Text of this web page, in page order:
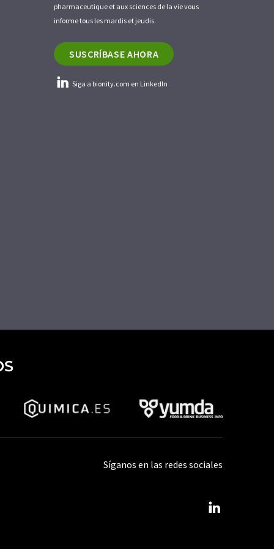
pharmaceutique et aux sciences de la vie vous
informe tous les mardis et jeudis.
SUSCRÍBASE AHORA
Siga a bionity.com en LinkedIn
Síganos en las redes sociales